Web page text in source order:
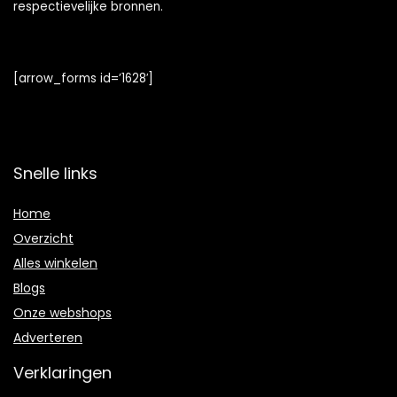
respectievelijke bronnen.
[arrow_forms id=’1628′]
Snelle links
Home
Overzicht
Alles winkelen
Blogs
Onze webshops
Adverteren
Verklaringen